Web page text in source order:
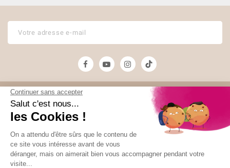
Unami
Thé
Commander
Livraison